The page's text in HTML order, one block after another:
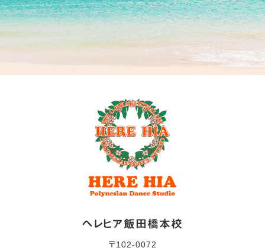
ヘレヒア飯田橋本校
〒102-0072